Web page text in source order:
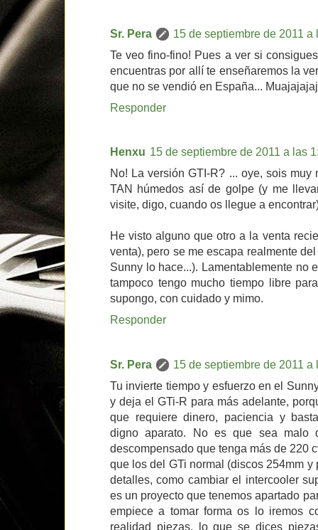
Sr. Pera
15 de septiembre de 2011 a
Te veo fino-fino! Pues a ver si
encuentras por allí te enseñaremos la
que no se vendió en España...
Responder
Henxu 15 de septiembre de 2011 a las
No! La versión GTI-R? ... oye, sois
TAN húmedos así de golpe (y me
visite, digo, cuando os llegue a
He visto alguno que otro a la venta
venta), pero se me escapa realmente
Sunny lo hace...). Lamentablemente no
tampoco tengo mucho tiempo libre
supongo, con cuidado y mimo.
Responder
Sr. Pera
15 de septiembre de 2011 a
Tu invierte tiempo y esfuerzo en el
y deja el GTi-R para más adelante,
que requiere dinero, paciencia y
digno aparato. No es que sea malo
descompensado que tenga más de 220
que los del GTi normal (discos 254mm
detalles, como cambiar el intercooler
es un proyecto que tenemos apartado
empiece a tomar forma os lo iremos
realidad piezas, lo que se dices